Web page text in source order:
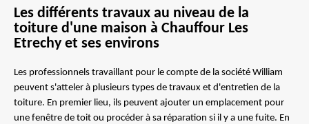
Les différents travaux au niveau de la
toiture d'une maison à Chauffour Les
Etrechy et ses environs
Les professionnels travaillant pour le compte de la société William
peuvent s'atteler à plusieurs types de travaux et d'entretien de la
toiture. En premier lieu, ils peuvent ajouter un emplacement pour
une fenêtre de toit ou procéder à sa réparation si il y a une fuite. En